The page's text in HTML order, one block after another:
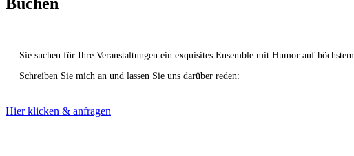
Buchen
Sie suchen für Ihre Veranstaltungen ein exquisites Ensemble mit Humor auf
Schreiben Sie mich an und lassen Sie uns darüber reden:
Hier klicken & anfragen